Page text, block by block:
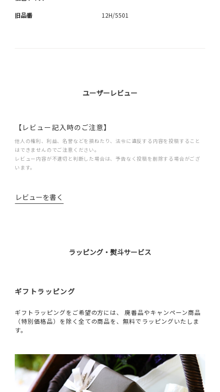
旧品番 12H/5501
ユーザーレビュー
【レビュー記入時のご注意】
他人の権利、利益、名誉などを損ねたり、法令に違反する内容を投稿すること
はできませんのでご注意ください。
レビュー内容が不適切と判断した場合は、予告なく投稿を削除する場合がござ
います。
レビューを書く
ラッピング・熨斗サービス
ギフトラッピング
ギフトラッピングをご希望の方には、 廃番品やキャンペーン商品
（特別価格品）を除く全ての商品を、無料でラッピングいたしま
す。